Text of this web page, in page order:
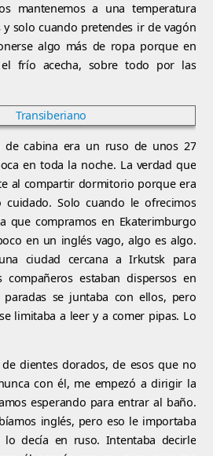
mantenemos a una temperatura
solo cuando pretendes ir de vagón
algo más de ropa porque en
frío acecha, sobre todo por las
de cabina era un ruso de unos 27
en toda la noche. La verdad que
al compartir dormitorio porque era
cuidado. Solo cuando le ofrecimos
que compramos en Ekaterimburgo
en un inglés vago, algo es algo.
ciudad cercana a Irkutsk para
compañeros estaban dispersos en
se juntaba con ellos, pero
limitaba a leer y a comer pipas. Lo
dientes dorados, de esos que no
con él, me empezó a dirigir la
esperando para entrar al baño.
inglés, pero eso le importaba
decía en ruso. Intentaba decirle